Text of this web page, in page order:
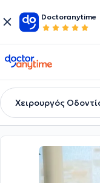
Doctoranytime
doctoranytime
Χειρουργός